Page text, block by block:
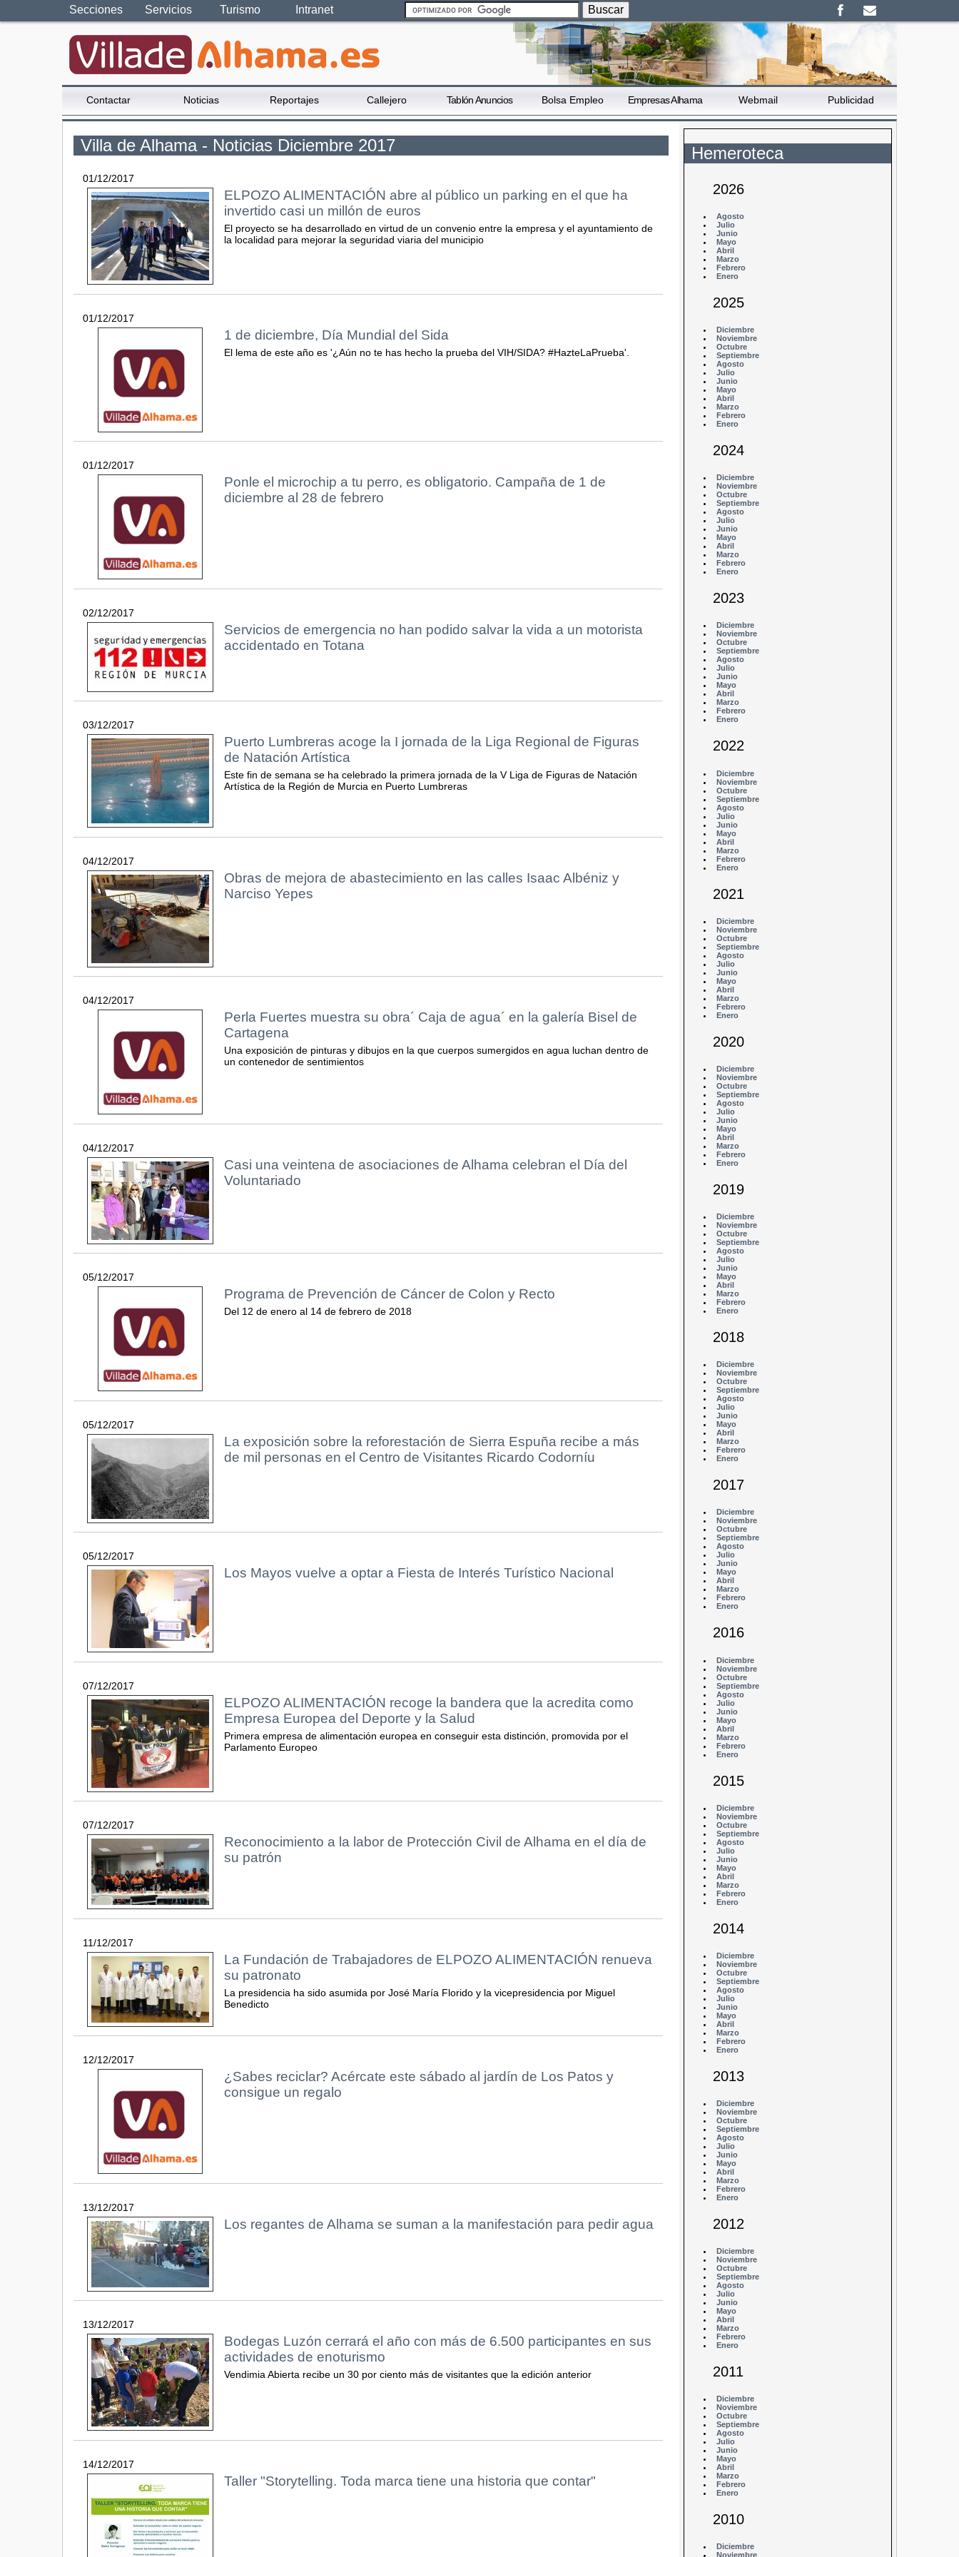
Secciones Servicios Turismo Intranet
Contactar Noticias Reportajes Callejero Tablón Anuncios Bolsa Empleo Empresas Alhama Webmail Publicidad
Villa de Alhama - Noticias Diciembre 2017
01/12/2017
ELPOZO ALIMENTACIÓN abre al público un parking en el que ha
invertido casi un millón de euros
El proyecto se ha desarrollado en virtud de un convenio entre la empresa y el ayuntamiento de
la localidad para mejorar la seguridad viaria del municipio
01/12/2017
1 de diciembre, Día Mundial del Sida
El lema de este año es '¿Aún no te has hecho la prueba del VIH/SIDA? #HazteLaPrueba'.
01/12/2017
Ponle el microchip a tu perro, es obligatorio. Campaña de 1 de
diciembre al 28 de febrero
02/12/2017
Servicios de emergencia no han podido salvar la vida a un motorista
accidentado en Totana
03/12/2017
Puerto Lumbreras acoge la I jornada de la Liga Regional de Figuras
de Natación Artística
Este fin de semana se ha celebrado la primera jornada de la V Liga de Figuras de Natación
Artística de la Región de Murcia en Puerto Lumbreras
04/12/2017
Obras de mejora de abastecimiento en las calles Isaac Albéniz y
Narciso Yepes
04/12/2017
Perla Fuertes muestra su obra´ Caja de agua´ en la galería Bisel de
Cartagena
Una exposición de pinturas y dibujos en la que cuerpos sumergidos en agua luchan dentro de
un contenedor de sentimientos
04/12/2017
Casi una veintena de asociaciones de Alhama celebran el Día del
Voluntariado
05/12/2017
Programa de Prevención de Cáncer de Colon y Recto
Del 12 de enero al 14 de febrero de 2018
05/12/2017
La exposición sobre la reforestación de Sierra Espuña recibe a más
de mil personas en el Centro de Visitantes Ricardo Codorníu
05/12/2017
Los Mayos vuelve a optar a Fiesta de Interés Turístico Nacional
07/12/2017
ELPOZO ALIMENTACIÓN recoge la bandera que la acredita como
Empresa Europea del Deporte y la Salud
Primera empresa de alimentación europea en conseguir esta distinción, promovida por el
Parlamento Europeo
07/12/2017
Reconocimiento a la labor de Protección Civil de Alhama en el día de
su patrón
11/12/2017
La Fundación de Trabajadores de ELPOZO ALIMENTACIÓN renueva
su patronato
La presidencia ha sido asumida por José María Florido y la vicepresidencia por Miguel
Benedicto
12/12/2017
¿Sabes reciclar? Acércate este sábado al jardín de Los Patos y
consigue un regalo
13/12/2017
Los regantes de Alhama se suman a la manifestación para pedir agua
13/12/2017
Bodegas Luzón cerrará el año con más de 6.500 participantes en sus
actividades de enoturismo
Vendimia Abierta recibe un 30 por ciento más de visitantes que la edición anterior
14/12/2017
Taller "Storytelling. Toda marca tiene una historia que contar"
Hemeroteca
2026
Agosto
Julio
Junio
Mayo
Abril
Marzo
Febrero
Enero
2025
Diciembre
Noviembre
Octubre
Septiembre
Agosto
Julio
Junio
Mayo
Abril
Marzo
Febrero
Enero
2024
Diciembre
Noviembre
Octubre
Septiembre
Agosto
Julio
Junio
Mayo
Abril
Marzo
Febrero
Enero
2023
Diciembre
Noviembre
Octubre
Septiembre
Agosto
Julio
Junio
Mayo
Abril
Marzo
Febrero
Enero
2022
Diciembre
Noviembre
Octubre
Septiembre
Agosto
Julio
Junio
Mayo
Abril
Marzo
Febrero
Enero
2021
Diciembre
Noviembre
Octubre
Septiembre
Agosto
Julio
Junio
Mayo
Abril
Marzo
Febrero
Enero
2020
Diciembre
Noviembre
Octubre
Septiembre
Agosto
Julio
Junio
Mayo
Abril
Marzo
Febrero
Enero
2019
Diciembre
Noviembre
Octubre
Septiembre
Agosto
Julio
Junio
Mayo
Abril
Marzo
Febrero
Enero
2018
Diciembre
Noviembre
Octubre
Septiembre
Agosto
Julio
Junio
Mayo
Abril
Marzo
Febrero
Enero
2017
Diciembre
Noviembre
Octubre
Septiembre
Agosto
Julio
Junio
Mayo
Abril
Marzo
Febrero
Enero
2016
Diciembre
Noviembre
Octubre
Septiembre
Agosto
Julio
Junio
Mayo
Abril
Marzo
Febrero
Enero
2015
Diciembre
Noviembre
Octubre
Septiembre
Agosto
Julio
Junio
Mayo
Abril
Marzo
Febrero
Enero
2014
Diciembre
Noviembre
Octubre
Septiembre
Agosto
Julio
Junio
Mayo
Abril
Marzo
Febrero
Enero
2013
Diciembre
Noviembre
Octubre
Septiembre
Agosto
Julio
Junio
Mayo
Abril
Marzo
Febrero
Enero
2012
Diciembre
Noviembre
Octubre
Septiembre
Agosto
Julio
Junio
Mayo
Abril
Marzo
Febrero
Enero
2011
Diciembre
Noviembre
Octubre
Septiembre
Agosto
Julio
Junio
Mayo
Abril
Marzo
Febrero
Enero
2010
Diciembre
Noviembre